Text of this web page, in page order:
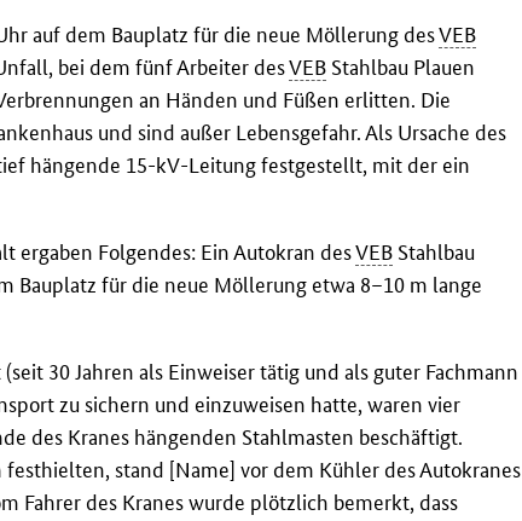
auf dem Bauplatz für die neue Möllerung desVEB
bei dem fünf Arbeiter desVEB Stahlbau Plauen
an Händen und Füßen erlitten. Die
und sind außer Lebensgefahr. Als Ursache des
hängende 15-kV-Leitung festgestellt, mit der ein
ergaben Folgendes: Ein Autokran desVEB Stahlbau
Bauplatz für die neue Möllerung etwa 8–10 m lange
30 Jahren als Einweiser tätig und als guter Fachmann
zu sichern und einzuweisen hatte, waren vier
des Kranes hängenden Stahlmasten beschäftigt.
stand [Name] vor dem Kühler des Autokranes
Fahrer des Kranes wurde plötzlich bemerkt, dass